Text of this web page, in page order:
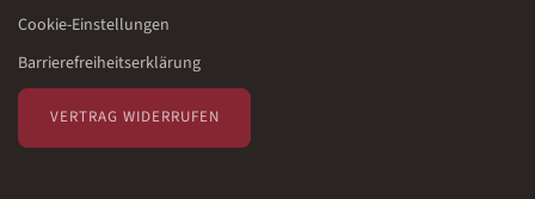
Cookie-Einstellungen
Barrierefreiheitserklärung
VERTRAG WIDERRUFEN